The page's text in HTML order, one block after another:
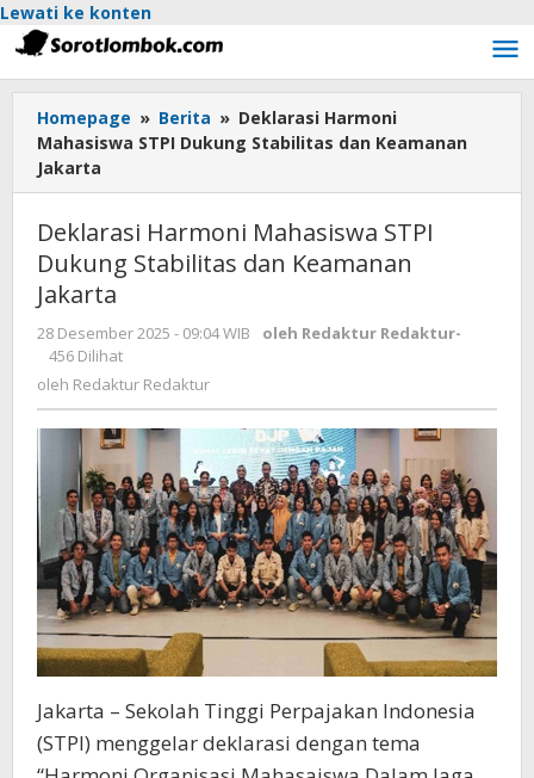
Lewati ke konten
Homepage » Berita » Deklarasi Harmoni
Mahasiswa STPI Dukung Stabilitas dan Keamanan
Jakarta
Deklarasi Harmoni Mahasiswa STPI
Dukung Stabilitas dan Keamanan
Jakarta
28 Desember 2025 - 09:04 WIB oleh Redaktur Redaktur-
456 Dilihat
oleh Redaktur Redaktur
Jakarta – Sekolah Tinggi Perpajakan Indonesia
(STPI) menggelar deklarasi dengan tema